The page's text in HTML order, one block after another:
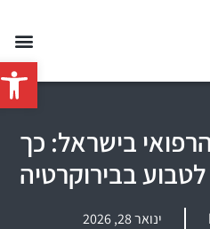
פתח
בישראל: כך
בבירוקרטיה
ינואר 28, 2026